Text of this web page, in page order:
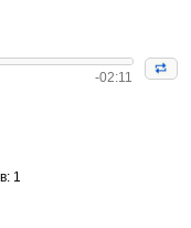
-02:11
1